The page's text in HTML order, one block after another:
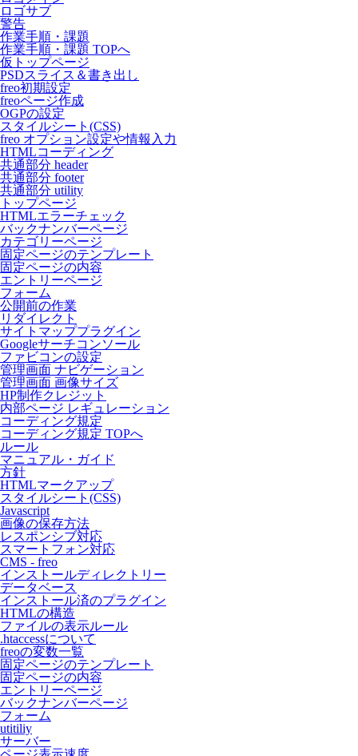
ロゴサブ
警告
作業手順・課題
作業手順・課題 TOPへ
仮トップページ
PSDスライス＆書き出し
freo初期設定
freoページ作成
OGPの設定
スタイルシート(CSS)
freo オプション設定や情報入力
HTMLコーディング
共通部分 header
共通部分 footer
共通部分 utility
トップページ
HTMLエラーチェック
バックナンバーページ
カテゴリーページ
固定ページのテンプレート
固定ページの内容
エントリーページ
フォーム
公開前の作業
リダイレクト
サイトマッププラグイン
Googleサーチコンソール
ファビコンの設定
管理画面 ナビゲーション
管理画面 画像サイズ
HP制作クレジット
内部ページ レギュレーション
コーディング規定
コーディング規定 TOPへ
ルール
マニュアル・ガイド
方針
HTMLマークアップ
スタイルシート(CSS)
Javascript
画像の保存方法
レスポンシブ対応
スマートフォン対応
CMS - freo
インストールディレクトリー
データベース
インストール済のプラグイン
HTMLの構造
ファイルの表示ルール
.htaccessについて
freoの変数一覧
固定ページのテンプレート
固定ページの内容
エントリーページ
バックナンバーページ
フォーム
utitiliy
サーバー